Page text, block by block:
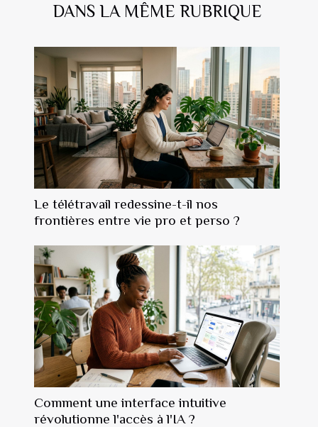
DANS LA MÊME RUBRIQUE
Le télétravail redessine-t-il nos
frontières entre vie pro et perso ?
Comment une interface intuitive
révolutionne l'accès à l'IA ?